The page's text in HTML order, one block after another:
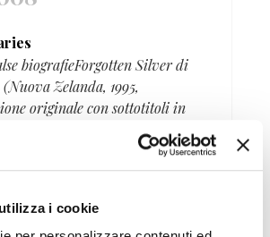
i cookie
biografieForgotten Silver di
Zelanda, 1995,
originale con sottotitoli in